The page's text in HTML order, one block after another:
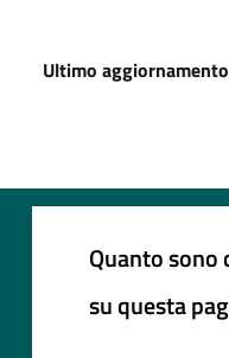
Ultimo aggiornamento
Quanto
su questa